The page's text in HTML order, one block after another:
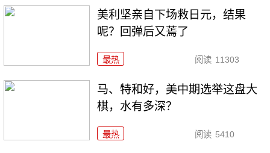
美利坚亲自下场救日元，结果
呢？回弹后又蔫了
最热 阅读 11303
马、特和好，美中期选举这盘大
棋，水有多深？
最热 阅读 5410